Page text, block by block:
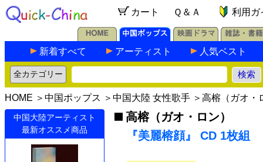
カート Ｑ＆Ａ 利用ガ
新着すべて アーティスト 人気ベスト
HOME ＞ 中国ポップス ＞ 中国大陸 女性歌手 ＞ 高榕（ガオ・
中国大陸アーティスト
最新オススメ商品
高榕（ガオ・ロン）
『美麗榕顔』 CD 1枚組